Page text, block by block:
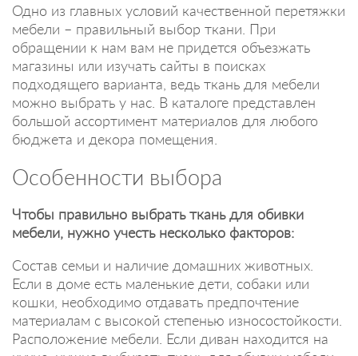
Одно из главных условий качественной перетяжки
мебели – правильный выбор ткани. При
обращении к нам вам не придется объезжать
магазины или изучать сайты в поисках
подходящего варианта, ведь ткань для мебели
можно выбрать у нас. В каталоге представлен
большой ассортимент материалов для любого
бюджета и декора помещения.
Особенности выбора
Чтобы правильно выбрать ткань для обивки
мебели, нужно учесть несколько факторов:
Состав семьи и наличие домашних животных.
Если в доме есть маленькие дети, собаки или
кошки, необходимо отдавать предпочтение
материалам с высокой степенью износостойкости.
Расположение мебели. Если диван находится на